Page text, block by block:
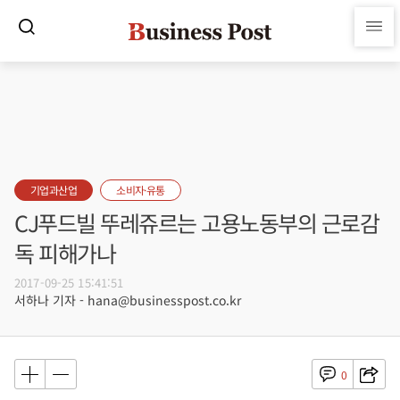
기업과산업 소비자·유통
CJ푸드빌 뚜레쥬르는 고용노동부의 근로감
독 피해가나
2017-09-25 15:41:51
서하나 기자 - hana@businesspost.co.kr
0